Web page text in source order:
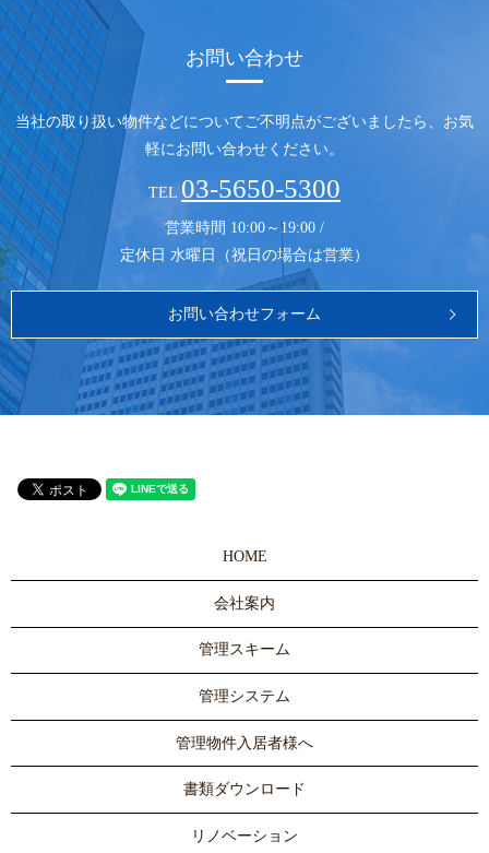
お問い合わせ
当社の取り扱い物件などについてご不明点がございましたら、 お気
軽にお問い合わせください。
TEL 03-5650-5300
営業時間 10:00～19:00 /
定休日 水曜日（祝日の場合は営業）
お問い合わせフォーム
HOME
会社案内
管理スキーム
管理システム
管理物件入居者様へ
書類ダウンロード
リノベーション